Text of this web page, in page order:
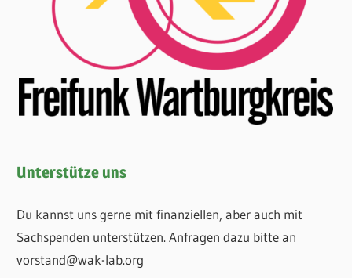
Unterstütze uns
Du kannst uns gerne mit finanziellen, aber auch mit
Sachspenden unterstützen. Anfragen dazu bitte an
vorstand@wak-lab.org